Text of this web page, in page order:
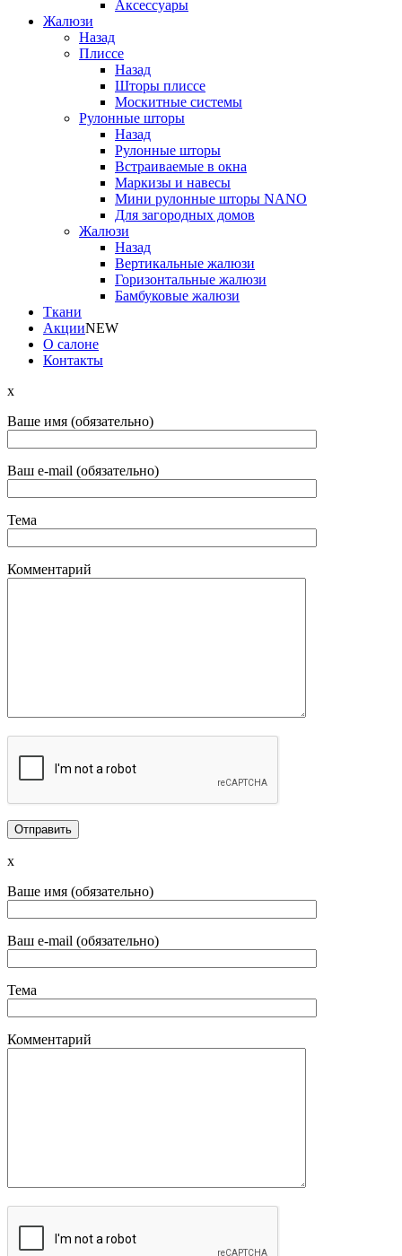
Аксессуары
Жалюзи
Назад
Плиссе
Назад
Шторы плиссе
Москитные системы
Рулонные шторы
Назад
Рулонные шторы
Встраиваемые в окна
Маркизы и навесы
Мини рулонные шторы NANO
Для загородных домов
Жалюзи
Назад
Вертикальные жалюзи
Горизонтальные жалюзи
Бамбуковые жалюзи
Ткани
АкцииNEW
О салоне
Контакты
x
Ваше имя (обязательно)
Ваш e-mail (обязательно)
Тема
Комментарий
x
Ваше имя (обязательно)
Ваш e-mail (обязательно)
Тема
Комментарий